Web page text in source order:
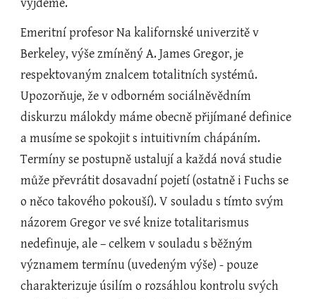
vyjdeme.
Emeritní profesor Na kalifornské univerzitě v
Berkeley, výše zmíněný A. James Gregor, je
respektovaným znalcem totalitních systémů.
Upozorňuje, že v odborném sociálněvědním
diskurzu málokdy máme obecně přijímané definice
a musíme se spokojit s intuitivním chápáním.
Termíny se postupně ustalují a každá nová studie
může převrátit dosavadní pojetí (ostatně i Fuchs se
o něco takového pokouší). V souladu s tímto svým
názorem Gregor ve své knize totalitarismus
nedefinuje, ale – celkem v souladu s běžným
významem termínu (uvedeným výše) - pouze
charakterizuje úsilím o rozsáhlou kontrolu svých